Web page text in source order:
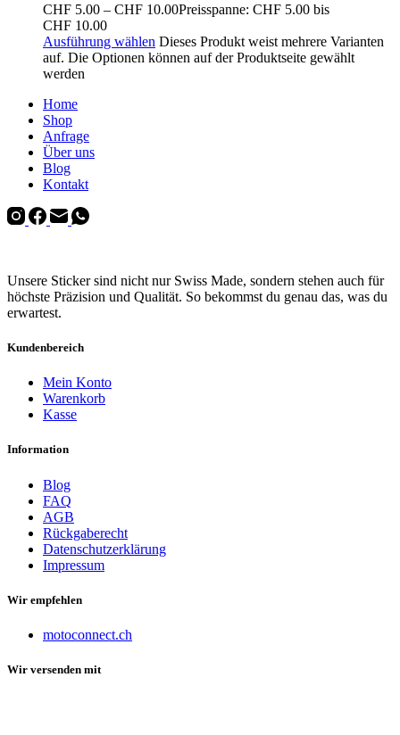
CHF 5.00 – CHF 10.00Preisspanne: CHF 5.00 bis
CHF 10.00
Ausführung wählen Dieses Produkt weist mehrere Varianten
auf. Die Optionen können auf der Produktseite gewählt
werden
Home
Shop
Anfrage
Über uns
Blog
Kontakt
Unsere Sticker sind nicht nur Swiss Made, sondern stehen auch für
höchste Präzision und Qualität. So bekommst du genau das, was du
erwartest.
Kundenbereich
Mein Konto
Warenkorb
Kasse
Information
Blog
FAQ
AGB
Rückgaberecht
Datenschutzerklärung
Impressum
Wir empfehlen
motoconnect.ch
Wir versenden mit